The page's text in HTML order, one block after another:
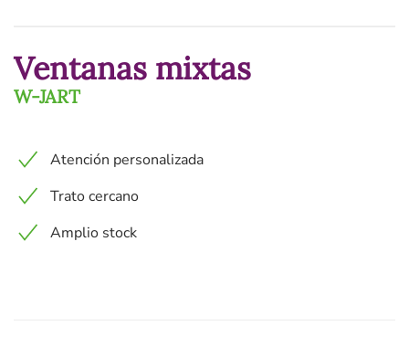
Ventanas mixtas
W-JART
Atención personalizada
Trato cercano
Amplio stock